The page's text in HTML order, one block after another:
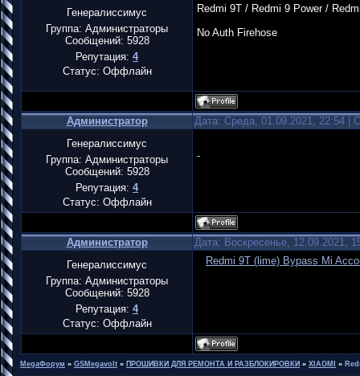
Генералиссимус
Группа: Администраторы
Сообщений: 5928
Репутация: 4
Статус: Оффлайн
Redmi 9T / Redmi 9 Power /
No Auth Firehose
Администратор
Дата: Среда, 01.09.2021, 22:54 |
Генералиссимус
Группа: Администраторы
Сообщений: 5928
Репутация: 4
Статус: Оффлайн
Администратор
Дата: Воскресенье, 12.09.2021,
Генералиссимус
Группа: Администраторы
Сообщений: 5928
Репутация: 4
Статус: Оффлайн
Redmi 9T (lime) Bypass Mi
MegaФорум » GSMegavolt » ПРОШИВКИ ДЛЯ РЕМОНТА И РАЗБЛОКИРОВКИ » XIAOMI »